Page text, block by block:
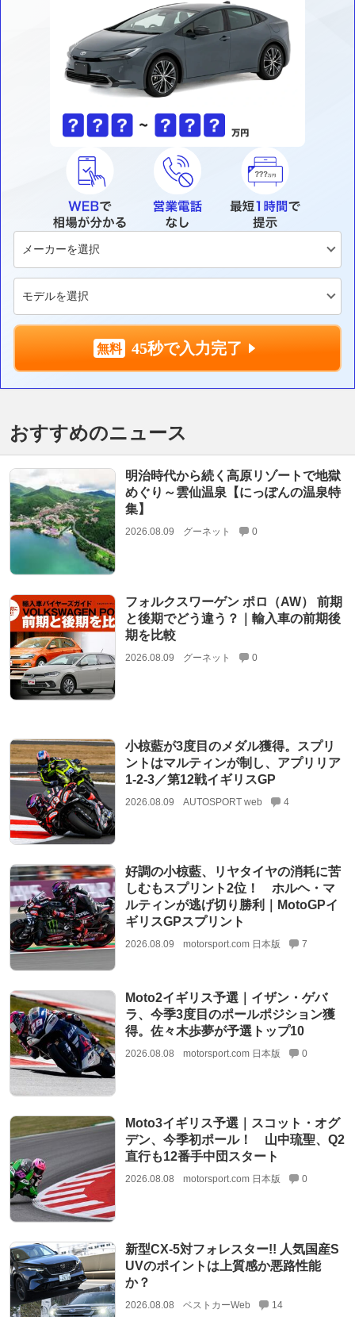
45秒で入力完了
おすすめのニュース
明治時代から続く高原リゾートで地獄
めぐり～雲仙温泉【にっぽんの温泉特
集】
2026.08.09 グーネット 0
フォルクスワーゲン ポロ（AW） 前期
と後期でどう違う？｜輸入車の前期後
期を比較
2026.08.09 グーネット 0
小椋藍が3度目のメダル獲得。スプリ
ントはマルティンが制し、アプリリア
1-2-3／第12戦イギリスGP
2026.08.09 AUTOSPORT web 4
好調の小椋藍、リヤタイヤの消耗に苦
しむもスプリント2位！ ホルヘ・マ
ルティンが逃げ切り勝利｜MotoGPイ
ギリスGPスプリント
2026.08.09 motorsport.com 日本版 7
Moto2イギリス予選｜イザン・ゲバ
ラ、今季3度目のポールポジション獲
得。佐々木歩夢が予選トップ10
2026.08.08 motorsport.com 日本版 0
Moto3イギリス予選｜スコット・オグ
デン、今季初ポール！ 山中琉聖、Q2
直行も12番手中団スタート
2026.08.08 motorsport.com 日本版 0
新型CX-5対フォレスター!! 人気国産S
UVのポイントは上質感か悪路性能
か？
2026.08.08 ベストカーWeb 14